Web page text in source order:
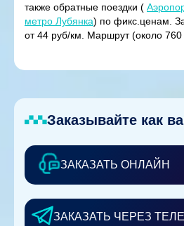
также обратные поездки (
метро Лубянка) по фикс.ценам.
от 44 руб/км. Маршрут (около 760
Заказывайте как
ЗАКАЗАТЬ ОНЛАЙН
ЗАКАЗАТЬ ЧЕРЕЗ